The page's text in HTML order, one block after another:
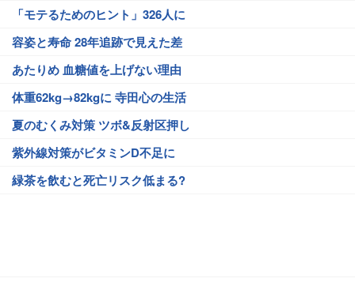
「モテるためのヒント」326人に
容姿と寿命 28年追跡で見えた差
あたりめ 血糖値を上げない理由
体重62kg→82kgに 寺田心の生活
夏のむくみ対策 ツボ&反射区押し
紫外線対策がビタミンD不足に
緑茶を飲むと死亡リスク低まる?